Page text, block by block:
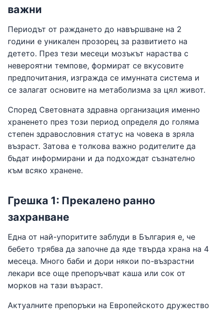
важни
Периодът от раждането до навършване на 2
години е уникален прозорец за развитието на
детето. През тези месеци мозъкът нараства с
невероятни темпове, формират се вкусовите
предпочитания, изгражда се имунната система и
се залагат основите на метаболизма за цял живот.
Според Световната здравна организация именно
храненето през този период определя до голяма
степен здравословния статус на човека в зряла
възраст. Затова е толкова важно родителите да
бъдат информирани и да подхождат съзнателно
към всяко хранене.
Грешка 1: Прекалено ранно
захранване
Една от най-упоритите заблуди в България е, че
бебето трябва да започне да яде твърда храна на 4
месеца. Много баби и дори някои по-възрастни
лекари все още препоръчват каша или сок от
морков на тази възраст.
Актуалните препоръки на Европейското дружество